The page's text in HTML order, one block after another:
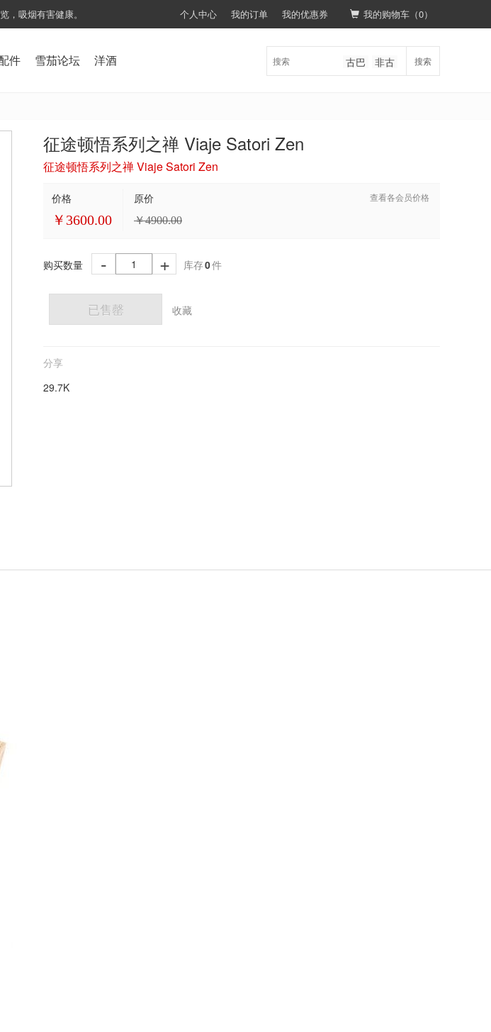
个人中心 我的订单 我的优惠券
，吸烟有害健康。 我的购物车（0）
件 雪茄论坛 洋酒 搜索
古巴 非古
征途顿悟系列之禅 Viaje Satori Zen
征途顿悟系列之禅 Viaje Satori Zen
查看各会员价格
价格
￥ 3600.00
原价
￥4900.00
购买数量 - + 库存0件
已售罄 收藏
分享
29.7K